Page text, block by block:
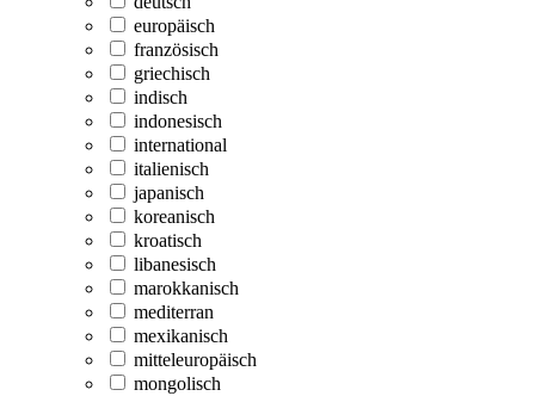
europäisch
französisch
griechisch
indisch
indonesisch
international
italienisch
japanisch
koreanisch
kroatisch
libanesisch
marokkanisch
mediterran
mexikanisch
mitteleuropäisch
mongolisch